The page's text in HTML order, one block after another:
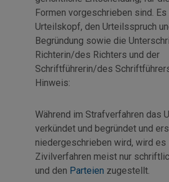
Formen vorgeschrieben sind. Es
Urteilskopf, den Urteilsspruch
Begründung sowie die
Richterin/des Richters und der
Schriftführerin/des
Hinweis:
Während im Strafverfahren das
verkündet und begründet und
niedergeschrieben wird, wird es
Zivilverfahren meist nur
und den Parteien zugestellt.